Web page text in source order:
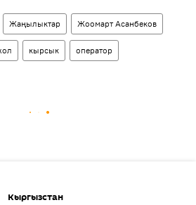
Жаңылыктар Жоомарт Асанбеков
кырсык оператор
Кыргызстан